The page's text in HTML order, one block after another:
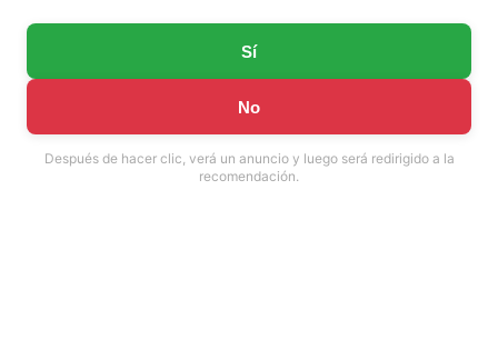
Sí
No
Después de hacer clic, verá un anuncio y luego será redirigido a la
recomendación.